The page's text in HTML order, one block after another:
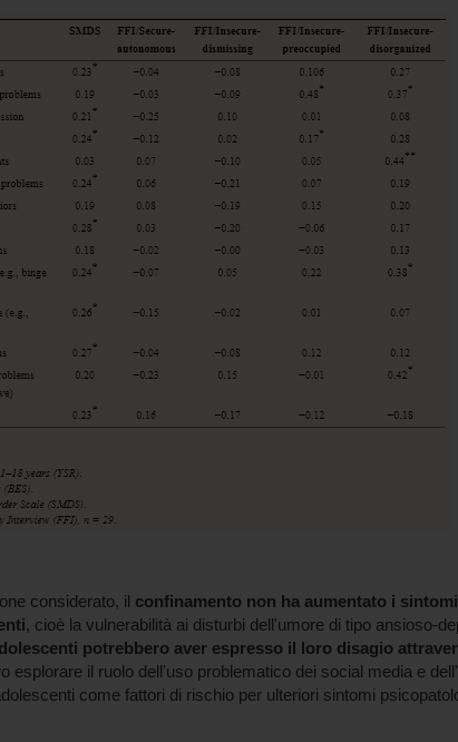
considerato, il confinamento non ha aumentato i
, cioè la vulnerabilità ai disturbi dell'umore di tipo ansioso-
potrebbero aver espresso il loro disagio
esplorare il ruolo dell'uso problematico dei social media e
come fattori di rischio per ulteriori sintomi